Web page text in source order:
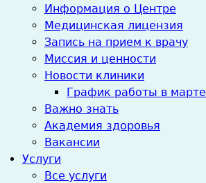
Информация о Центре
Медицинская лицензия
Запись на прием к врачу
Миссия и ценности
Новости клиники
График работы в марте
Важно знать
Академия здоровья
Вакансии
Услуги
Все услуги